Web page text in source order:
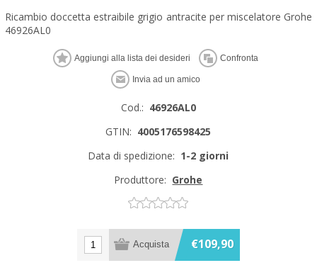
Ricambio doccetta estraibile grigio antracite per miscelatore Grohe
46926AL0
Cod.: 46926AL0
GTIN: 4005176598425
Data di spedizione: 1-2 giorni
Produttore: Grohe
€109,90